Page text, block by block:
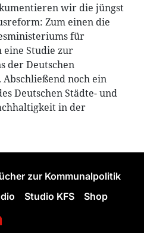
wir die jüngst
Zum einen die
für
eine Studie zur
der Deutschen
noch ein
Deutschen Städte- und
in der
zur Kommunalpolitik
Studio KFS Shop